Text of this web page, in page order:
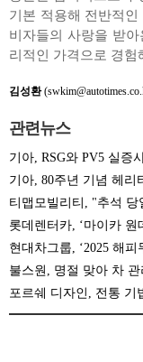
기본 적용해 전반적인
비자들의 사랑을 받
리적인 가격으로 경험
김성환
관련뉴스
기아, RSG와 PV5 실증
기아, 80주년 기념 헤리
티맵모빌리티, "추석
롯데렌터카, ‘마이카 원
현대차그룹, ‘2025 해피
불스원, 명절 맞아 차
포르쉐 디자인, 전통 기